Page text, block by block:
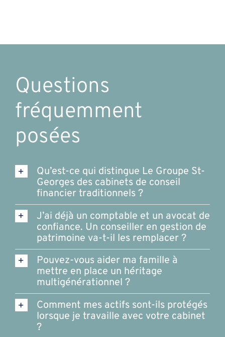
Questions
fréquemment
posées
Qu’est-ce qui distingue Le Groupe St-
Georges des cabinets de conseil
financier traditionnels ?
J’ai déjà un comptable et un avocat de
confiance. Un conseiller en gestion de
patrimoine va-t-il les remplacer ?
Pouvez-vous aider ma famille à
mettre en place un héritage
multigénérationnel ?
Comment mes actifs sont-ils protégés
lorsque je travaille avec votre cabinet
?